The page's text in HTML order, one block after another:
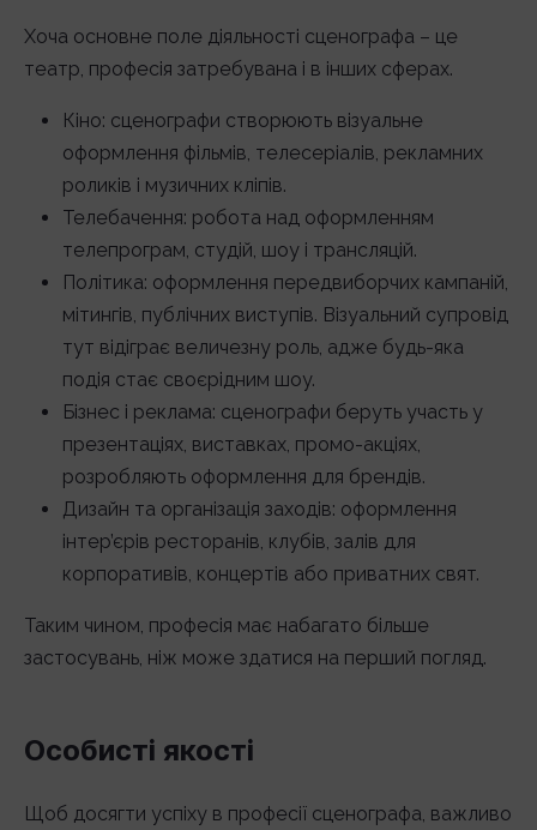
Хоча основне поле діяльності сценографа – це
театр, професія затребувана і в інших сферах.
Кіно: сценографи створюють візуальне
оформлення фільмів, телесеріалів, рекламних
роликів і музичних кліпів.
Телебачення: робота над оформленням
телепрограм, студій, шоу і трансляцій.
Політика: оформлення передвиборчих кампаній,
мітингів, публічних виступів. Візуальний супровід
тут відіграє величезну роль, адже будь-яка
подія стає своєрідним шоу.
Бізнес і реклама: сценографи беруть участь у
презентаціях, виставках, промо-акціях,
розробляють оформлення для брендів.
Дизайн та організація заходів: оформлення
інтер’єрів ресторанів, клубів, залів для
корпоративів, концертів або приватних свят.
Таким чином, професія має набагато більше
застосувань, ніж може здатися на перший погляд.
Особисті якості
Щоб досягти успіху в професії сценографа, важливо